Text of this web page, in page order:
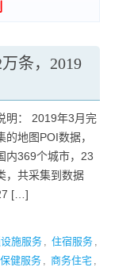
条，2019
明： 2019年3月完
的地图POI数据，
内369个城市，23
，共采集到数据
[…]
施服务 , 住宿服务 ,
健服务 , 商务住宅 ,